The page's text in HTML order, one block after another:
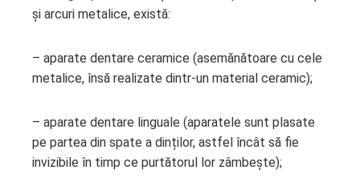
și arcuri metalice, există:
– aparate dentare ceramice (asemănătoare cu cele
metalice, însă realizate dintr-un material ceramic);
– aparate dentare linguale (aparatele sunt plasate
pe partea din spate a dinților, astfel încât să fie
invizibile în timp ce purtătorul lor zâmbește);